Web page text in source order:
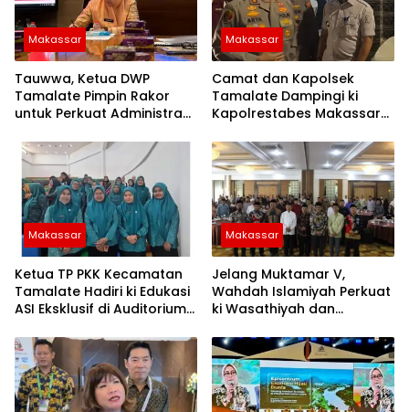
Makassar
Tauwwa, Ketua DWP
Tamalate Pimpin Rakor
untuk Perkuat Administrasi
Makassar
Camat dan Kapolsek
Tamalate Dampingi ki
Kapolrestabes Makassar
Sembako di Bontoduri
Makassar
Ketua TP PKK Kecamatan
Tamalate Hadiri ki Edukasi
ASI Eksklusif di Auditorium
Makassar
Jelang Muktamar V,
Wahdah Islamiyah Perkuat
ki Wasathiyah dan